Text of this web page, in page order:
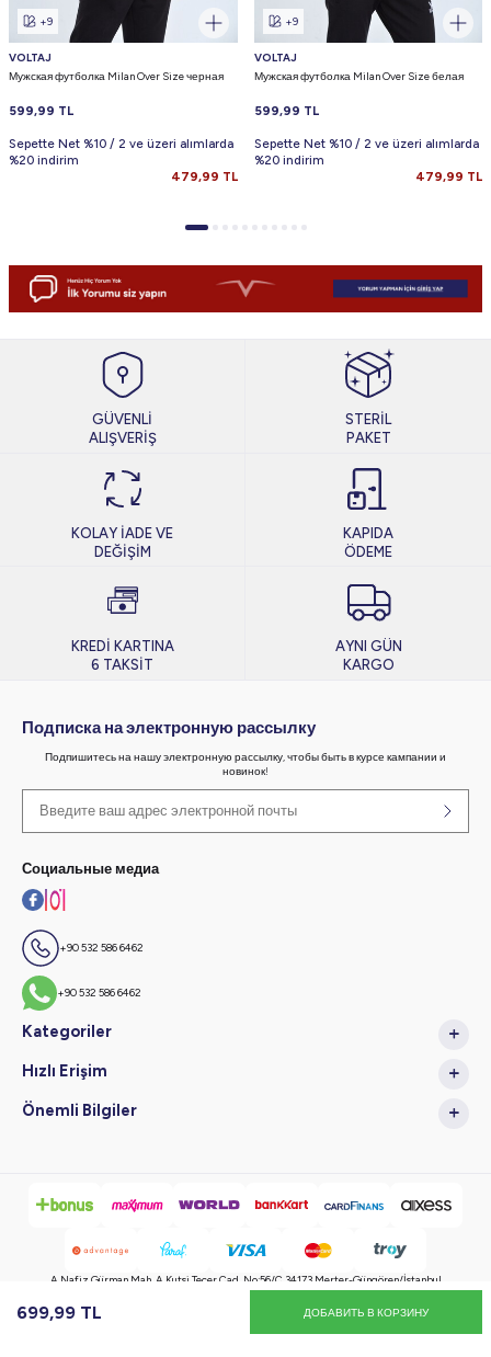
699,99 TL ДОБАВИТЬ В КОРЗИНУ
+9
VOLTAJ
Мужская футболка Milan Over Size черная
599,99 TL
Sepette Net %10 / 2 ve üzeri alımlarda
%20 indirim
479,99 TL
+9
VOLTAJ
Мужская футболка Milan Over Size белая
599,99 TL
Sepette Net %10 / 2 ve üzeri alımlarda
%20 indirim
479,99 TL
GÜVENLİ
ALIŞVERİŞ
STERİL
PAKET
KOLAY İADE VE
DEĞİŞİM
KAPIDA
ÖDEME
KREDİ KARTINA
6 TAKSİT
AYNI GÜN
KARGO
Подписка на электронную рассылку
Подпишитесь на нашу электронную рассылку, чтобы быть в курсе кампании и
новинок!
Социальные медиа
+90 532 586 6462
+90 532 586 6462
Kategoriler
Hızlı Erişim
Önemli Bilgiler
A.Nafiz Gürman Mah. A.Kutsi Tecer Cad. No:56/C 34173 Merter-Güngören/İstanbul